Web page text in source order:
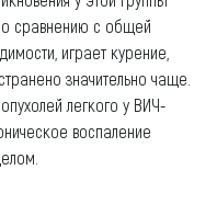
сравнению с общей
играет курение,
значительно чаще.
легкого у ВИЧ-
воспаление